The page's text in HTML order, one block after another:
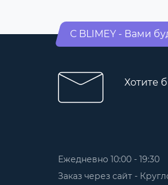
С BLIMEY - Вами
Хотите
Ежедневно 10:00 - 19:30
Заказ через сайт -